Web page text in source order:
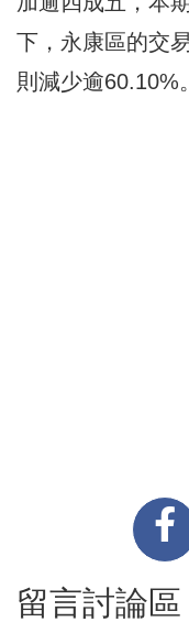
下，永康區的交
則減少逾60.10%。
留言討論區